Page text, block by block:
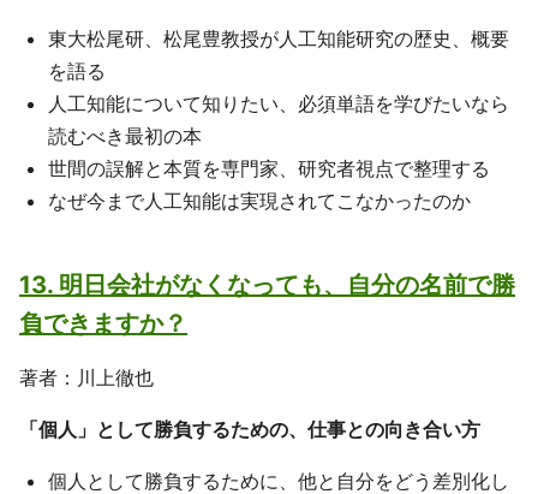
東大松尾研、松尾豊教授が人工知能研究の歴史、概要
を語る
人工知能について知りたい、必須単語を学びたいなら
読むべき最初の本
世間の誤解と本質を専門家、研究者視点で整理する
なぜ今まで人工知能は実現されてこなかったのか
13. 明日会社がなくなっても、自分の名前で勝
負できますか？
著者：川上徹也
「個人」として勝負するための、仕事との向き合い方
個人として勝負するために、他と自分をどう差別化し